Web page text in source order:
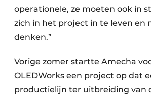
operationele, ze moeten ook in
zich in het project in te leven en
denken.”
Vorige zomer startte Amecha
OLEDWorks een project op dat
productielijn ter uitbreiding van